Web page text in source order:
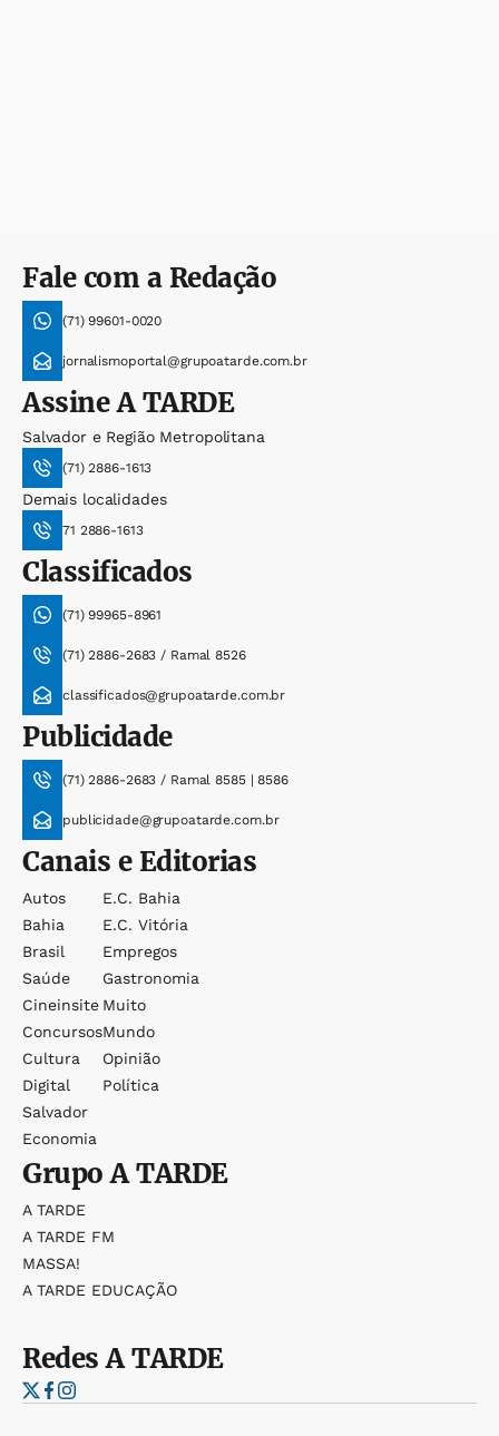
Fale com a Redação
(71) 99601-0020
jornalismoportal@grupoatarde.com.br
AssineA TARDE
Salvador e Região Metropolitana
(71) 2886-1613
Demais localidades
71 2886-1613
Classificados
(71) 99965-8961
(71) 2886-2683 / Ramal 8526
classificados@grupoatarde.com.br
Publicidade
(71) 2886-2683 / Ramal 8585 | 8586
publicidade@grupoatarde.com.br
Canais e Editorias
Autos
Bahia
Brasil
Saúde
Cineinsite
Concursos
Cultura
Digital
Salvador
Economia
E.c. Bahia
E.c. Vitória
Empregos
Gastronomia
Muito
Mundo
Opinião
Política
GrupoA TARDE
A TARDE
A TARDE FM
MASSA!
A TARDE EDUCAÇÃO
RedesA TARDE